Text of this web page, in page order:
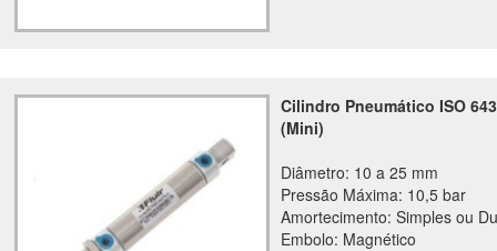
Cilindro Pneumático ISO
(Mini)
Diâmetro: 10 a 25 mm
Pressão Máxima: 10,5 bar
Amortecimento: Simples ou
Embolo: Magnético